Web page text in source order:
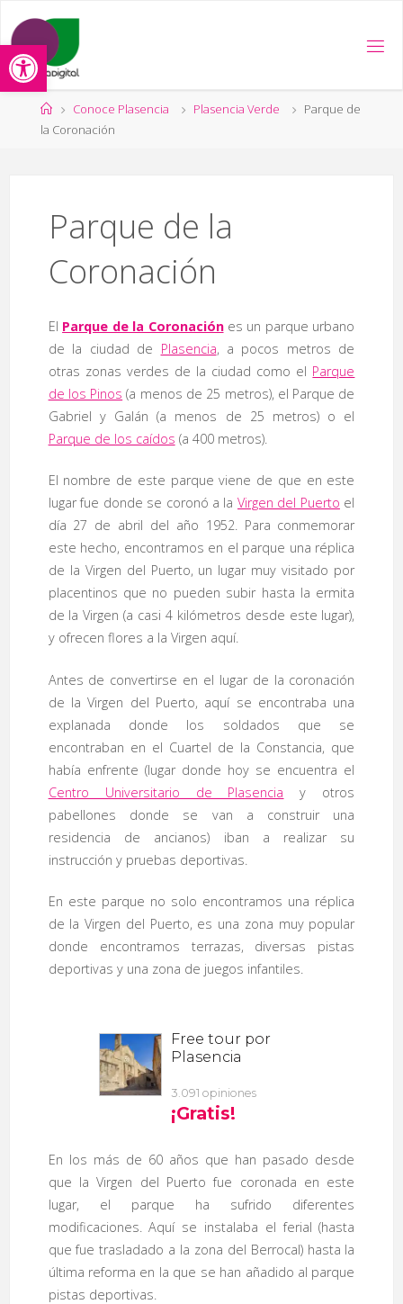
Abrir barra de herramientas
contenido
Página
de
Conoce Plasencia Plasencia Verde
Parque de
la Coronación
Parque de la
Coronación
El Parque de la Coronaciónes un parque urbano
de la ciudad de Plasencia, a pocos metros de
otras zonas verdes de la ciudad como el Parque
de los Pinos (a menos de 25 metros), el Parque de
Gabriel y Galán (a menos de 25 metros) o el
Parque de los caídos (a 400 metros).
El nombre de este parque viene de que en este
lugar fue donde se coronó a la Virgen del Puerto el
día 27 de abril del año 1952. Para conmemorar
este hecho, encontramos en el parque una réplica
de la Virgen del Puerto, un lugar muy visitado por
placentinos que no pueden subir hasta la ermita
de la Virgen (a casi 4 kilómetros desde este lugar),
y ofrecen flores a la Virgen aquí.
Antes de convertirse en el lugar de la coronación
de la Virgen del Puerto, aquí se encontraba una
explanada donde los soldados que se
encontraban en el Cuartel de la Constancia, que
había enfrente (lugar donde hoy se encuentra el
Centro Universitario de Plasencia y otros
pabellones donde se van a construir una
residencia de ancianos) iban a realizar su
instrucción y pruebas deportivas.
En este parque no solo encontramos una réplica
de la Virgen del Puerto, es una zona muy popular
donde encontramos terrazas, diversas pistas
deportivas y una zona de juegos infantiles.
En los más de 60 años que han pasado desde
que la Virgen del Puerto fue coronada en este
lugar, el parque ha sufrido diferentes
modificaciones. Aquí se instalaba el ferial (hasta
que fue trasladado a la zona del Berrocal) hasta la
última reforma en la que se han añadido al parque
pistas deportivas.